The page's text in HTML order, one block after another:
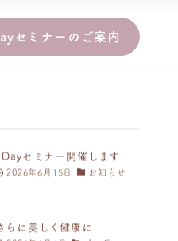
セミナーのご案内
セミナー開催します
2026年6月15日 お知らせ
らに美しく健康に